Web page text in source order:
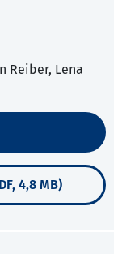
Reiber, Lena
4,8 MB)